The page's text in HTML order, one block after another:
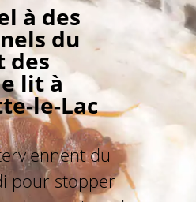
à des
du
des
lit à
le-Lac
du
pour stopper